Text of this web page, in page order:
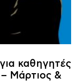
καθηγητές
– Μάρτιος &